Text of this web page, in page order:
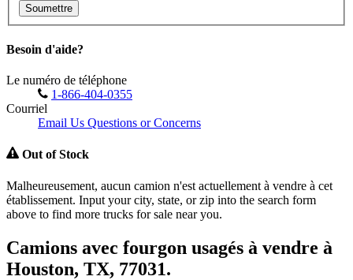
Soumettre
Besoin d'aide?
Le numéro de téléphone
1-866-404-0355
Courriel
Email Us Questions or Concerns
Out of Stock
Malheureusement, aucun camion n'est actuellement à vendre à cet
établissement. Input your city, state, or zip into the search form
above to find more trucks for sale near you.
Camions avec fourgon usagés à vendre à
Houston, TX, 77031.